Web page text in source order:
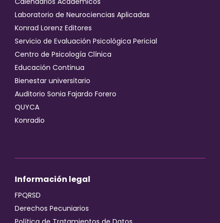
Laboratorio de Neurociencias Aplicadas
Konrad Lorenz Editores
Servicio de Evaluación Psicológica Pericial
Centro de Psicología Clínica
Educación Continua
Bienestar universitario
Auditorio Sonia Fajardo Forero
QUYCA
Konradio
Información legal
FPQRSD
Derechos Pecuniarios